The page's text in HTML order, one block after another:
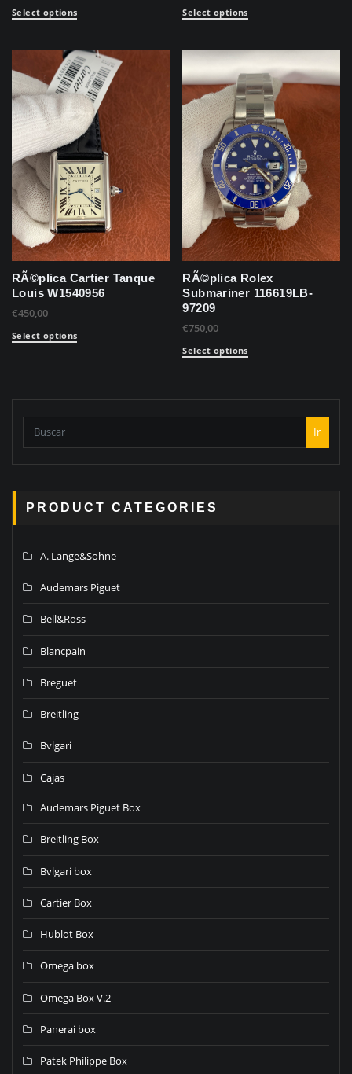
Select options Select options
RÃ©plica Cartier Tanque
Louis W1540956
€450,00
Select options
RÃ©plica Rolex
Submariner 116619LB-
97209
€750,00
Select options
Ir
PRODUCT CATEGORIES
A. Lange&Sohne
Audemars Piguet
Bell&Ross
Blancpain
Breguet
Breitling
Bvlgari
Cajas
Audemars Piguet Box
Breitling Box
Bvlgari box
Cartier Box
Hublot Box
Omega box
Omega Box V.2
Panerai box
Patek Philippe Box